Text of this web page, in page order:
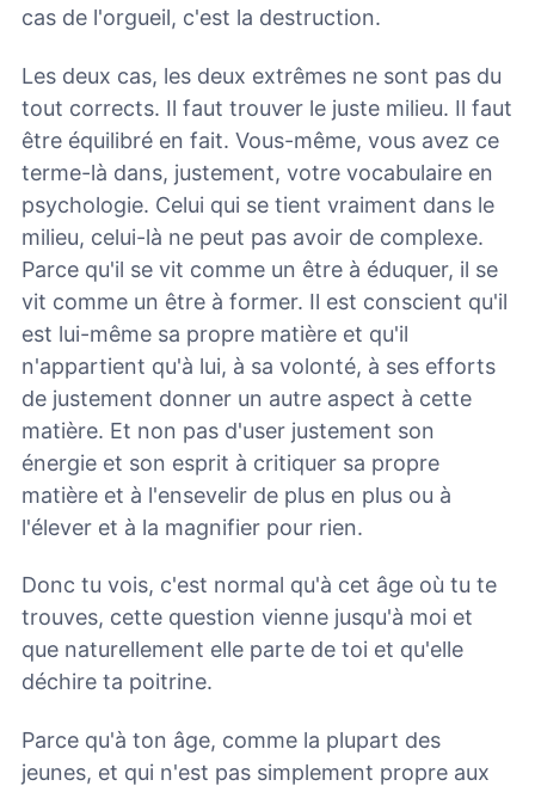
cas de l'orgueil, c'est la destruction.
Les deux cas, les deux extrêmes ne sont pas du
tout corrects. Il faut trouver le juste milieu. Il faut
être équilibré en fait. Vous-même, vous avez ce
terme-là dans, justement, votre vocabulaire en
psychologie. Celui qui se tient vraiment dans le
milieu, celui-là ne peut pas avoir de complexe.
Parce qu'il se vit comme un être à éduquer, il se
vit comme un être à former. Il est conscient qu'il
est lui-même sa propre matière et qu'il
n'appartient qu'à lui, à sa volonté, à ses efforts
de justement donner un autre aspect à cette
matière. Et non pas d'user justement son
énergie et son esprit à critiquer sa propre
matière et à l'ensevelir de plus en plus ou à
l'élever et à la magnifier pour rien.
Donc tu vois, c'est normal qu'à cet âge où tu te
trouves, cette question vienne jusqu'à moi et
que naturellement elle parte de toi et qu'elle
déchire ta poitrine.
Parce qu'à ton âge, comme la plupart des
jeunes, et qui n'est pas simplement propre aux